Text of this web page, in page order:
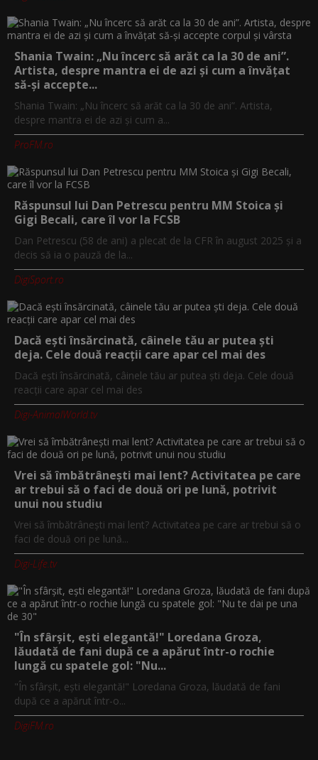
Shania Twain: „Nu încerc să arăt ca la 30 de ani”.
Artista, despre mantra ei de azi și cum a învățat
să-și accepte...
Shania Twain: „Nu încerc să arăt ca la 30 de ani”. Artista,
despre mantra ei de azi și cum a...
ProFM.ro
Răspunsul lui Dan Petrescu pentru MM Stoica și
Gigi Becali, care îl vor la FCSB
Dan Petrescu (58 de ani) a plecat de la CFR în august 2025 și a
decis să ia o pauză de la...
DigiSport.ro
Dacă ești însărcinată, câinele tău ar putea ști
deja. Cele două reacții care apar cel mai des
Dacă ești însărcinată, câinele tău ar putea ști deja. Cele două
reacții care apar cel mai des
Digi-AnimalWorld.tv
Vrei să îmbătrânești mai lent? Activitatea pe care
ar trebui să o faci de două ori pe lună, potrivit
unui nou studiu
Vrei să îmbătrânești mai lent? Activitatea pe care ar trebui să o
faci de două ori pe lună...
Digi-Life.tv
"În sfârșit, ești elegantă!" Loredana Groza,
lăudată de fani după ce a apărut într-o rochie
lungă cu spatele gol: "Nu...
"În sfârșit, ești elegantă!" Loredana Groza, lăudată de fani
după ce a apărut într-o...
DigiFM.ro